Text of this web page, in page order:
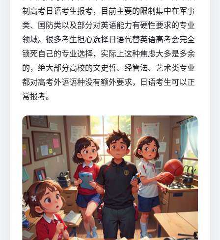
制高考日语考生报考，目前主要的限制集中在军事
类、国防类以及部分对英语能力有硬性要求的专业
领域。很多考生担心选择日语代替英语高考会完全
锁死自己的专业选择，实际上这种焦虑大多是多余
的，绝大部分高校的文史哲、经管法、艺术类专业
都对高考外语语种没有额外要求，日语考生可以正
常报考。